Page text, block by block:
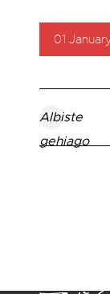
01
Albiste
gehiago